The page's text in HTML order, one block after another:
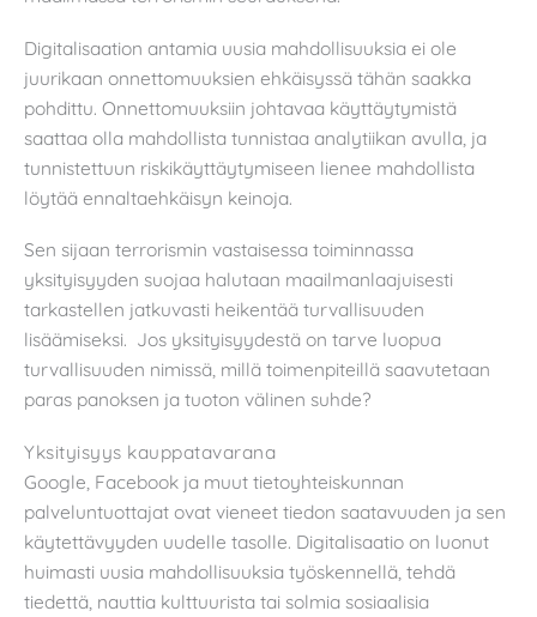
Digitalisaation antamia uusia mahdollisuuksia ei ole
juurikaan onnettomuuksien ehkäisyssä tähän saakka
pohdittu. Onnettomuuksiin johtavaa käyttäytymistä
saattaa olla mahdollista tunnistaa analytiikan avulla, ja
tunnistettuun riskikäyttäytymiseen lienee mahdollista
löytää ennaltaehkäisyn keinoja.
Sen sijaan terrorismin vastaisessa toiminnassa
yksityisyyden suojaa halutaan maailmanlaajuisesti
tarkastellen jatkuvasti heikentää turvallisuuden
lisäämiseksi. Jos yksityisyydestä on tarve luopua
turvallisuuden nimissä, millä toimenpiteillä saavutetaan
paras panoksen ja tuoton välinen suhde?
Yksityisyys kauppatavarana
Google, Facebook ja muut tietoyhteiskunnan
palveluntuottajat ovat vieneet tiedon saatavuuden ja sen
käytettävyyden uudelle tasolle. Digitalisaatio on luonut
huimasti uusia mahdollisuuksia työskennellä, tehdä
tiedettä, nauttia kulttuurista tai solmia sosiaalisia